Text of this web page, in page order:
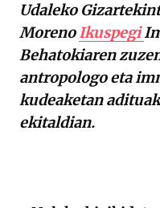
Udaleko
MorenoIkuspegi
Behatokiaren
antropologo eta
kudeaketan
ekitaldian.